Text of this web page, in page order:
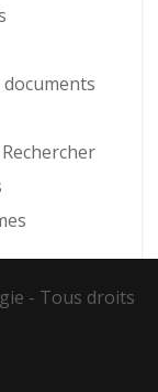
Rechercher
- Tous droits